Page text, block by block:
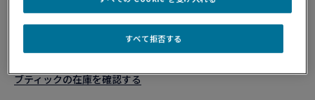
ショッピングバッグに追加
10営業日以内に発送
ブティックの在庫を確認する​
すべて拒否する